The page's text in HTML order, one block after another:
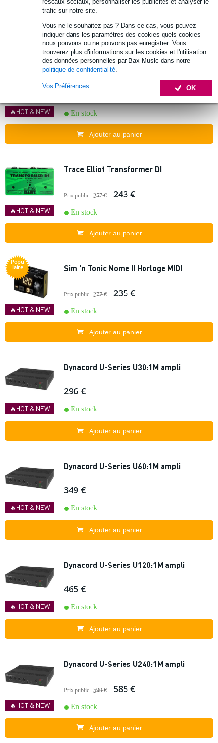
réseaux sociaux, personnaliser les publicités et analyser le
trafic sur notre site.
Vous ne le souhaitez pas ? Dans ce cas, vous pouvez
indiquer dans les paramètres des cookies quels cookies
nous pouvons ou ne pouvons pas enregistrer. Vous
trouverez plus d'informations sur les cookies et l'utilisation
des données personnelles par Bax Music dans notre
politique de confidentialité
OK
Vos Préférences
🔥HOT & NEW
1 avis
Electro-Voice Eviva 15P enceinte active
En stock
Ajouter au panier
🔥HOT & NEW
Trace Elliot Transformer DI
Prix public 257 € 243 €
En stock
Ajouter au panier
Popu
laire
🔥HOT & NEW
Sim 'n Tonic Nome II Horloge MIDI
Prix public 277 € 235 €
En stock
Ajouter au panier
🔥HOT & NEW
Dynacord U-Series U30:1M ampli
296 €
En stock
Ajouter au panier
🔥HOT & NEW
Dynacord U-Series U60:1M ampli
349 €
En stock
Ajouter au panier
🔥HOT & NEW
Dynacord U-Series U120:1M ampli
465 €
En stock
Ajouter au panier
🔥HOT & NEW
Dynacord U-Series U240:1M ampli
Prix public 590 € 585 €
En stock
Ajouter au panier